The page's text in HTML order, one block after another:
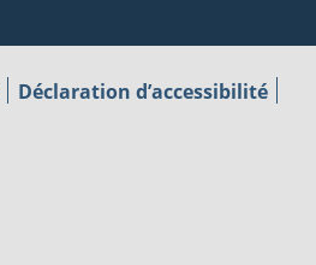
Déclaration d’accessibilité